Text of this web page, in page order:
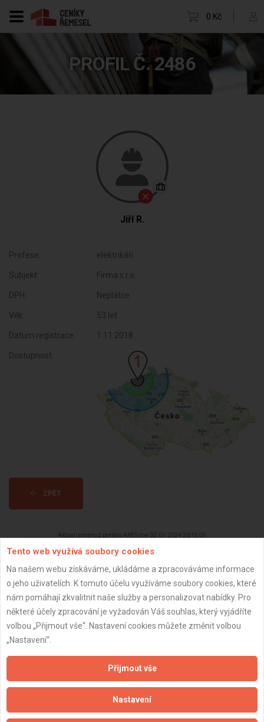
0 Kč
PROFIL Č. 2486
Jiří R.
Profese: elektrikáři
Subjekt: Firma s.r.o.
DPH: Neplátce
Věk: 53 let
Datum registrace: 1.11.2018
Dostupnost:
ZPĚT
Aktualizováno z portálu ARES dne 02.01.2024 20:15:09
Důležité informace
Naše firmy a řemeslníci
Zásady pro používání souborů cookie
Obchodní podmínky (zprostředkování)
Obchodní podmínky (rozpočtování)
Reference
Naše excelové tabulky online
Tento web využívá soubory cookies
Na našem webu získáváme, ukládáme a zpracováváme informace
o jeho uživatelích. K tomuto účelu využíváme soubory cookies, které
nám pomáhají zkvalitnit naše služby a personalizovat nabídky. Pro
některé účely zpracování je vyžadován Váš souhlas, který vyjádříte
volbou „Přijmout vše“. Nastavení cookies můžete změnit volbou
„Nastavení“.
Přijmout vše
Nastavení